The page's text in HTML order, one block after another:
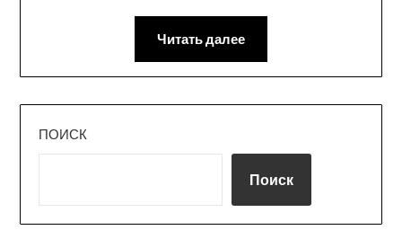
Читать далее
ПОИСК
Поиск